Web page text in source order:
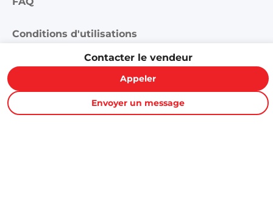
Contacter le vendeur
Appeler
Envoyer un message
Publicité et partenariat
Annonces Proxity.tn
Toutes les annonces